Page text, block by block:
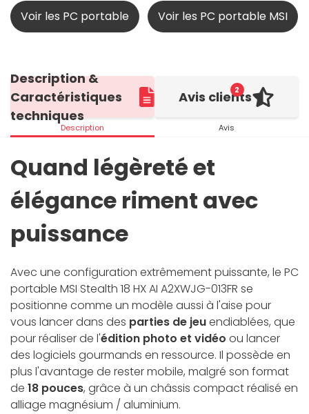
Voir les PC portable Voir les PC portable MSI
Description &
Caractéristiques
techniques
Description
2
Avis clients
Avis
Quand légèreté et
élégance riment avec
puissance
Avec une configuration extrêmement puissante, le PC
portable MSI Stealth 18 HX AI A2XWJG-013FR se
positionne comme un modèle aussi à l'aise pour
vous lancer dans des parties de jeuendiablées, que
pour réaliser de l'édition photo et vidéo ou lancer
des logiciels gourmands en ressource. Il possède en
plus l'avantage de rester mobile, malgré son format
de 18 pouces, grâce à un châssis compact réalisé en
alliage magnésium / aluminium.